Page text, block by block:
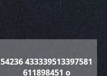
54236 433339513397581
611898451 o